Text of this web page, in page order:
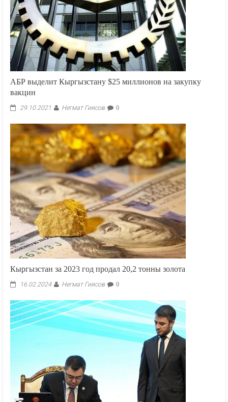
АБР выделит Кыргызстану $25 миллионов на закупку
вакцин
29.10.2021 Негмат Гиясов 0
Кыргызстан за 2023 год продал 20,2 тонны золота
16.02.2024 Негмат Гиясов 0